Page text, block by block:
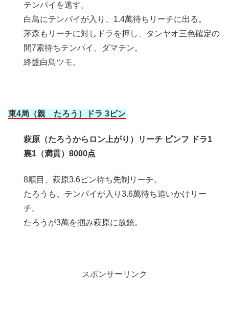
テンパイを逃す。
白鳥にテンパイが入り、1.4萬待ちリーチに出る。
茅森もリーチに対しドラを押し、タンヤオ三色確定の
間7索待ちテンパイ、ダマテン。
終盤白鳥ツモ。
東4局（親 たろう）ドラ 3ピン
萩原（たろうからロン上がり）リーチ ピンフ ドラ1
裏1（満貫）8000点
8順目、萩原3.6ピン待ち先制リーチ。
たろうも、テンパイが入り3.6萬待ち追いかけリー
チ。
たろうが3萬を掴み萩原に放銃。
スポンサーリンク